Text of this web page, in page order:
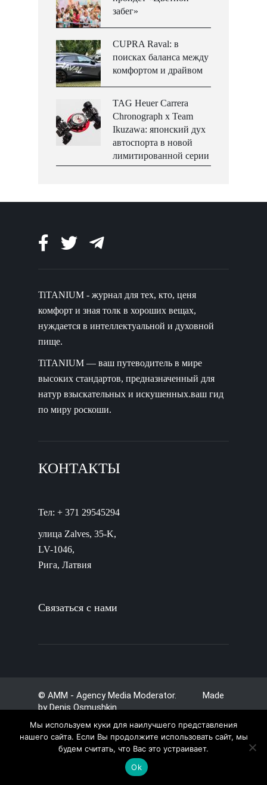
забег»
CUPRA Raval: в
поисках баланса между
комфортом и драйвом
TAG Heuer Carrera
Chronograph x Team
Ikuzawa: японский дух
автоспорта в новой
лимитированной серии
TiTANIUM - журнал для тех, кто, ценя
комфорт и зная толк в хороших вещах,
нуждается в интеллектуальной и духовной
пище.
TiTANIUM — ваш путеводитель в мире
высоких стандартов, предназначенный для
натур взыскательных и искушенных.ваш гид
по миру роскоши.
КОНТАКТЫ
Тел: + 371 29545294
улица Zalves, 35-K,
LV-1046,
Рига, Латвия
Связаться с нами
© AMM - Agency Media Moderator. Made
byDenis Osmushkin
Мы используем куки для наилучшего представления
нашего сайта. Если Вы продолжите использовать сайт, мы
будем считать, что Вас это устраивает.
Ok